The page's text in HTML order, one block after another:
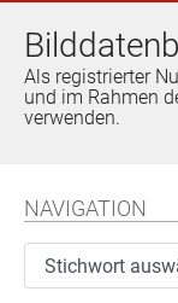
Als registrierter
und im Rahmen
verwenden.
NAVIGATION